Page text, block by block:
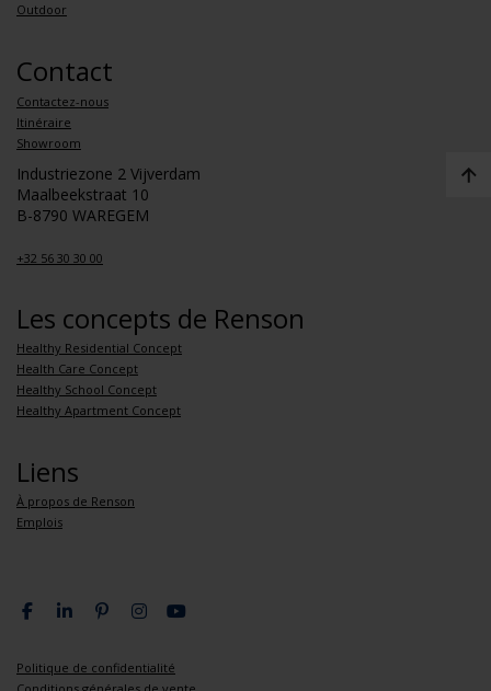
Outdoor
Contact
Contactez-nous
Itinéraire
Showroom
Industriezone 2 Vijverdam
Maalbeekstraat 10
B-8790 WAREGEM
+32 56 30 30 00
Les concepts de Renson
Healthy Residential Concept
Health Care Concept
Healthy School Concept
Healthy Apartment Concept
Liens
À propos de Renson
Emplois
Politique de confidentialité